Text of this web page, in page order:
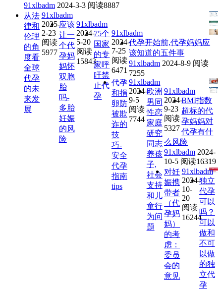
91xlbadm 2024-3-3 阅读8887
从法
律和
伦理
的角
度看
全球
代孕
的未
来发
展
91xlbadm
2025-
2-23
阅读
5977
应该
让一
个代
孕妈
妈怀
双胞
胎
吗-
多胎
妊娠
的风
险
91xlbadm
2024-
5-20
阅读
15843
75个
国家
的专
家呼
吁禁
止代
孕
91xlbadm
2024-
7-25
阅读
6471
代孕开始前,代孕妈妈应
该知道的五件事
91xlbadm 2024-8-9 阅读
7255
代孕
和捐
卵防
被欺
诈的
技
巧-
安全
代孕
指南
tips
91xlbadm
2024-
9-5
阅读
7744
欧洲
男同
性恋
家庭
研究
同志
养孩
子,
社会
支持
和儿
童行
为问
题
91xlbadm
2024-
9-23
阅读
5327
BMI指数
超标的代
孕妈妈对
代孕有什
么风险
91xlbadm 2024-
10-5 阅读16319
对妊
娠携
带者
（代
孕妈
妈）
的考
虑：
委员
会的
意见
91xlbadm
2024-
10-
20
阅读
16244
独立
代孕
可以
吗？
可以
做和
不可
以做
的独
立代
孕